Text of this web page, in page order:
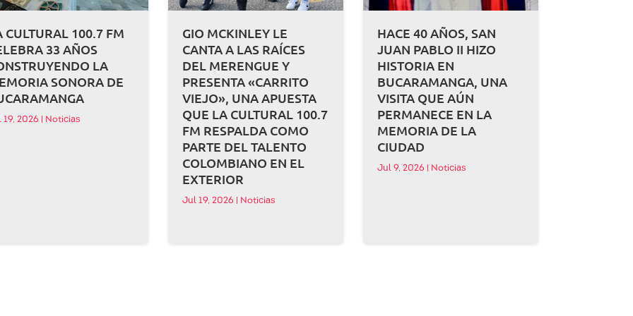
CULTURAL 100.7 FM
33 AÑOS
LA
SONORA DE
19, 2026 Noticias
GIO MCKINLEY LE
CANTA A LAS RAÍCES
DEL MERENGUE Y
PRESENTA «CARRITO
VIEJO», UNA APUESTA
QUE LA CULTURAL 100.7
FM RESPALDA COMO
PARTE DEL TALENTO
COLOMBIANO EN EL
EXTERIOR
Jul 19, 2026 Noticias
HACE 40 AÑOS, SAN
JUAN PABLO II HIZO
HISTORIA EN
BUCARAMANGA, UNA
VISITA QUE AÚN
PERMANECE EN LA
MEMORIA DE LA
CIUDAD
Jul 9, 2026 Noticias